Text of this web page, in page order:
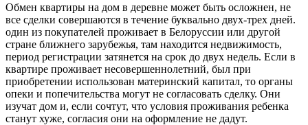
Обмен квартиры на дом в деревне может быть осложнен, не
все сделки совершаются в течение буквально двух-трех дней.
один из покупателей проживает в Белоруссии или другой
стране ближнего зарубежья, там находится недвижимость,
период регистрации затянется на срок до двух недель. Если в
квартире проживает несовершеннолетний, был при
приобретении использован материнский капитал, то органы
опеки и попечительства могут не согласовать сделку. Они
изучат дом и, если сочтут, что условия проживания ребенка
станут хуже, согласия они на оформление не дадут.